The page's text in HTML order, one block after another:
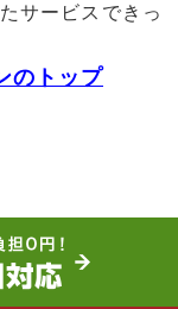
サービスできっ
のトップ